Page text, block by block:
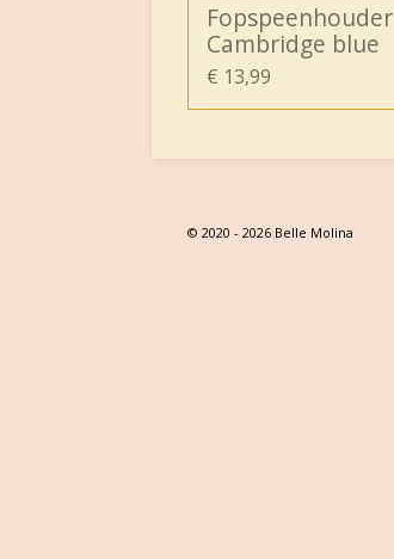
Fopspeenhouder
Cambridge blue
€ 13,99
© 2020 - 2026 Belle Molina